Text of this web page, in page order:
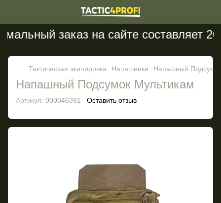
заказ на сайте составляет 200
Тактическая экипировка Напашники Напашный
Напашный Подсумок Мультикам
Артикул: 000046391 Оставить отзыв